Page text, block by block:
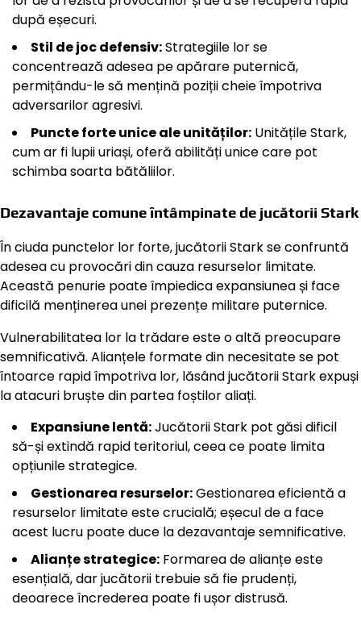
după eșecuri.
Stil de joc defensiv:Strategiile lor se
concentrează adesea pe apărare puternică,
permițându-le să mențină poziții cheie împotriva
adversarilor agresivi.
Puncte forte unice ale unităților: Unitățile Stark,
cum ar fi lupii uriași, oferă abilități unice care pot
schimba soarta bătăliilor.
Dezavantaje comune întâmpinate de jucătorii Stark
În ciuda punctelor lor forte, jucătorii Stark se confruntă
adesea cu provocări din cauza resurselor limitate.
Această penurie poate împiedica expansiunea și face
dificilă menținerea unei prezențe militare puternice.
Vulnerabilitatea lor la trădare este o altă preocupare
semnificativă. Alianțele formate din necesitate se pot
întoarce rapid împotriva lor, lăsând jucătorii Stark expuși
la atacuri bruște din partea foștilor aliați.
Expansiune lentă:Jucătorii Stark pot găsi dificil
să-și extindă rapid teritoriul, ceea ce poate limita
opțiunile strategice.
Gestionarea resurselor:Gestionarea eficientă a
resurselor limitate este crucială; eșecul de a face
acest lucru poate duce la dezavantaje semnificative.
Alianțe strategice: Formarea de alianțe este
esențială, dar jucătorii trebuie să fie prudenți,
deoarece încrederea poate fi ușor distrusă.